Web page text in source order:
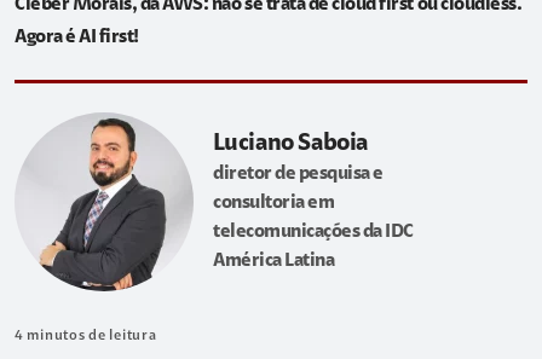
Cléber Morais, da AWS: não se trata de cloud first ou cloudless.
Agora é AI first!
Luciano Saboia
diretor de pesquisa e
consultoria em
telecomunicações da IDC
América Latina
4 minutos de leitura